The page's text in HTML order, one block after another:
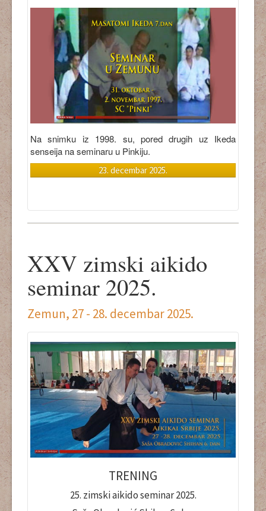
Na snimku iz 1998. su, pored drugih uz Ikeda
senseija na seminaru u Pinkiju.
23. decembar 2025.
XXV zimski aikido
seminar 2025.
Zemun, 27 - 28. decembar 2025.
TRENING
25. zimski aikido seminar 2025.